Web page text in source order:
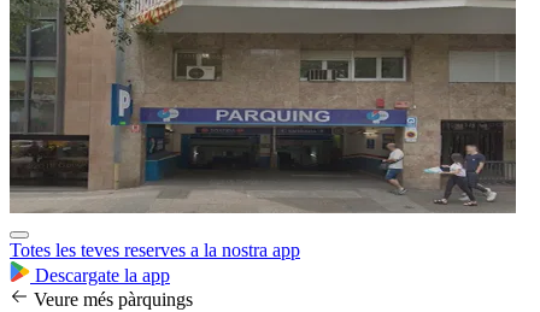
Totes les teves reserves a la nostra app
Descargate la app
Veure més pàrquings